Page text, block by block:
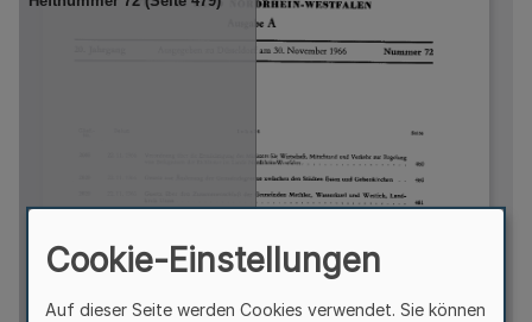
Cookie-Einstellungen
Auf dieser Seite werden Cookies verwendet. Sie können